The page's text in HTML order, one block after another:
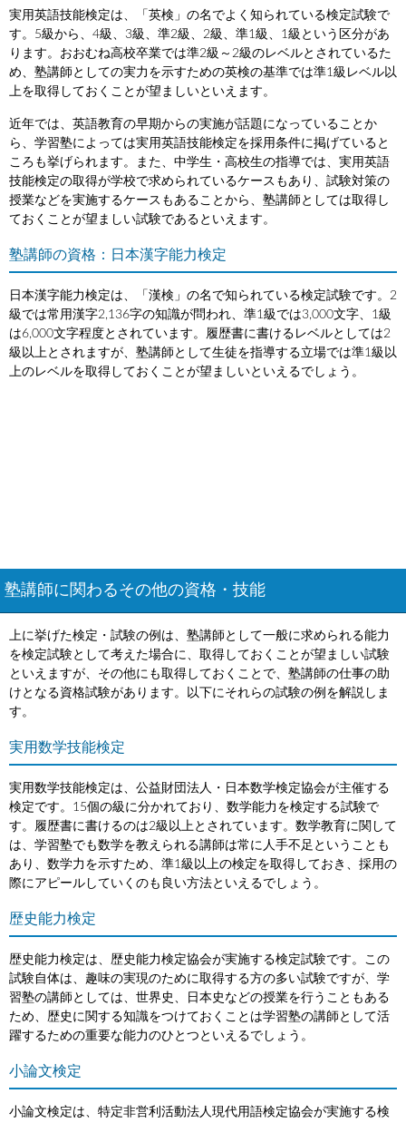
実用英語技能検定は、「英検」の名でよく知られている検定試験で
す。5級から、4級、3級、準2級、2級、準1級、1級という区分があ
ります。おおむね高校卒業では準2級～2級のレベルとされているた
め、塾講師としての実力を示すための英検の基準では準1級レベル以
上を取得しておくことが望ましいといえます。
近年では、英語教育の早期からの実施が話題になっていることか
ら、学習塾によっては実用英語技能検定を採用条件に掲げていると
ころも挙げられます。また、中学生・高校生の指導では、実用英語
技能検定の取得が学校で求められているケースもあり、試験対策の
授業などを実施するケースもあることから、塾講師としては取得し
ておくことが望ましい試験であるといえます。
塾講師の資格：日本漢字能力検定
日本漢字能力検定は、「漢検」の名で知られている検定試験です。2
級では常用漢字2,136字の知識が問われ、準1級では3,000文字、1級
は6,000文字程度とされています。履歴書に書けるレベルとしては2
級以上とされますが、塾講師として生徒を指導する立場では準1級以
上のレベルを取得しておくことが望ましいといえるでしょう。
塾講師に関わるその他の資格・技能
上に挙げた検定・試験の例は、塾講師として一般に求められる能力
を検定試験として考えた場合に、取得しておくことが望ましい試験
といえますが、その他にも取得しておくことで、塾講師の仕事の助
けとなる資格試験があります。以下にそれらの試験の例を解説しま
す。
実用数学技能検定
実用数学技能検定は、公益財団法人・日本数学検定協会が主催する
検定です。15個の級に分かれており、数学能力を検定する試験で
す。履歴書に書けるのは2級以上とされています。数学教育に関して
は、学習塾でも数学を教えられる講師は常に人手不足ということも
あり、数学力を示すため、準1級以上の検定を取得しておき、採用の
際にアピールしていくのも良い方法といえるでしょう。
歴史能力検定
歴史能力検定は、歴史能力検定協会が実施する検定試験です。この
試験自体は、趣味の実現のために取得する方の多い試験ですが、学
習塾の講師としては、世界史、日本史などの授業を行うこともある
ため、歴史に関する知識をつけておくことは学習塾の講師として活
躍するための重要な能力のひとつといえるでしょう。
小論文検定
小論文検定は、特定非営利活動法人現代用語検定協会が実施する検